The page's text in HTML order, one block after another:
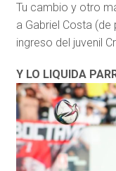
Tu cambio y otro
a Gabriel Costa
ingreso del juvenil
Y LO LIQUIDA